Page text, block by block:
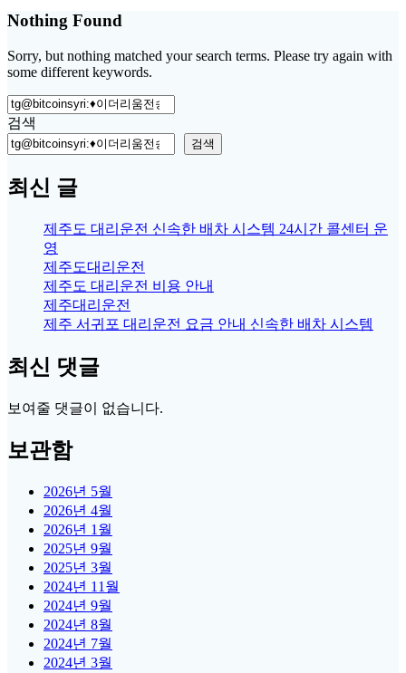
Nothing Found
Sorry, but nothing matched your search terms. Please try again with
some different keywords.
Search
for:
검색
검색
최신 글
제주도 대리운전 신속한 배차 시스템 24시간 콜센터 운
영
제주도대리운전
제주도 대리운전 비용 안내
제주대리운전
제주 서귀포 대리운전 요금 안내 신속한 배차 시스템
최신 댓글
보여줄 댓글이 없습니다.
보관함
2026년 5월
2026년 4월
2026년 1월
2025년 9월
2025년 3월
2024년 11월
2024년 9월
2024년 8월
2024년 7월
2024년 3월